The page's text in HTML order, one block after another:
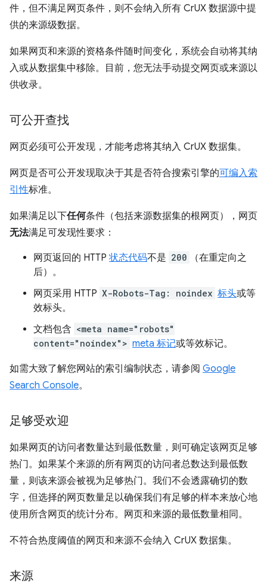
件，但不满足网页条件，则不会纳入所有 CrUX 数据源中提
供的来源级数据。
如果网页和来源的资格条件随时间变化，系统会自动将其纳
入或从数据集中移除。目前，您无法手动提交网页或来源以
供收录。
可公开查找
网页必须可公开发现，才能考虑将其纳入 CrUX 数据集。
网页是否可公开发现取决于其是否符合搜索引擎的可编入索
引性标准。
如果满足以下任何条件（包括来源数据集的根网页），网页
无法满足可发现性要求：
网页返回的 HTTP 状态代码不是 200
（在重定向之
后）。
网页采用 HTTP X-Robots-Tag: noindex 标头或等
效标头。
文档包含 <meta name="robots"
content="noindex"> meta 标记或等效标记。
如需大致了解您网站的索引编制状态，请参阅 Google
Search Console。
足够受欢迎
如果网页的访问者数量达到最低数量，则可确定该网页足够
热门。如果某个来源的所有网页的访问者总数达到最低数
量，则该来源会被视为足够热门。我们不会透露确切的数
字，但选择的网页数量足以确保我们有足够的样本来放心地
使用所含网页的统计分布。网页和来源的最低数量相同。
不符合热度阈值的网页和来源不会纳入 CrUX 数据集。
来源